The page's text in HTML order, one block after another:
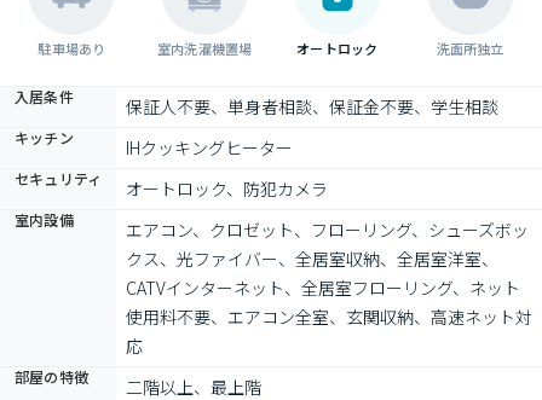
駐車場あり 室内洗濯機置場 オートロック 洗面所独立
入居条件 保証人不要、単身者相談、保証金不要、学生相談
キッチン IHクッキングヒーター
セキュリティ オートロック、防犯カメラ
室内設備
エアコン、クロゼット、フローリング、シューズボッ
クス、光ファイバー、全居室収納、全居室洋室、
CATVインターネット、全居室フローリング、ネット
使用料不要、エアコン全室、玄関収納、高速ネット対
応
部屋の特徴 二階以上、最上階